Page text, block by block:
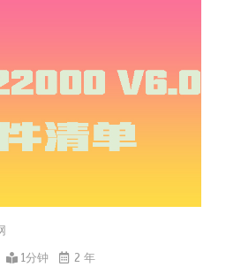
1分钟 2 年